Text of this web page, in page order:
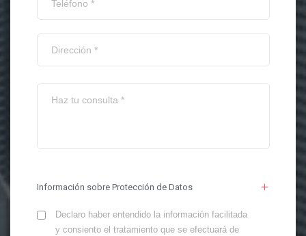
Información sobre Protección de Datos
Declaro haber entendido la información facilitada
y consiento el tratamiento que se efectuará de